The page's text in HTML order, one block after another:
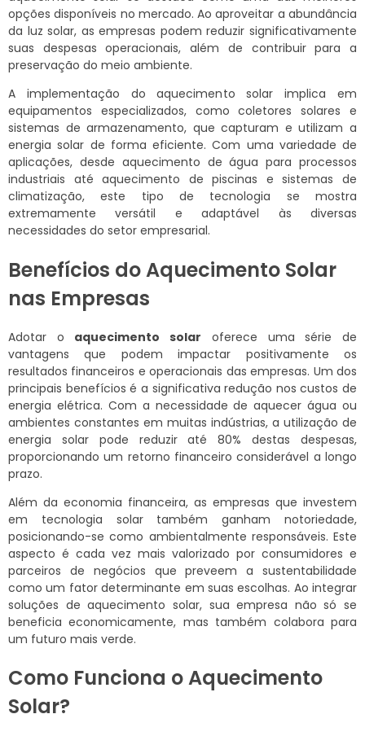
opções disponíveis no mercado. Ao aproveitar a abundância
da luz solar, as empresas podem reduzir significativamente
suas despesas operacionais, além de contribuir para a
preservação do meio ambiente.
A implementação do aquecimento solar implica em
equipamentos especializados, como coletores solares e
sistemas de armazenamento, que capturam e utilizam a
energia solar de forma eficiente. Com uma variedade de
aplicações, desde aquecimento de água para processos
industriais até aquecimento de piscinas e sistemas de
climatização, este tipo de tecnologia se mostra
extremamente versátil e adaptável às diversas
necessidades do setor empresarial.
Benefícios do Aquecimento Solar
nas Empresas
Adotar o aquecimento solar oferece uma série de
vantagens que podem impactar positivamente os
resultados financeiros e operacionais das empresas. Um dos
principais benefícios é a significativa redução nos custos de
energia elétrica. Com a necessidade de aquecer água ou
ambientes constantes em muitas indústrias, a utilização de
energia solar pode reduzir até 80% destas despesas,
proporcionando um retorno financeiro considerável a longo
prazo.
Além da economia financeira, as empresas que investem
em tecnologia solar também ganham notoriedade,
posicionando-se como ambientalmente responsáveis. Este
aspecto é cada vez mais valorizado por consumidores e
parceiros de negócios que preveem a sustentabilidade
como um fator determinante em suas escolhas. Ao integrar
soluções de aquecimento solar, sua empresa não só se
beneficia economicamente, mas também colabora para
um futuro mais verde.
Como Funciona o Aquecimento
Solar?